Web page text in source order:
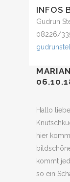
INFOS
Gudrun
08226/
Hallo
hier
kommt
so ein